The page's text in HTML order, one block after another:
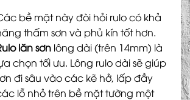
bề mặt này đòi hỏi rulo có khả
thấm sơn và phủ kín tốt hơn.
lăn sơnlông dài (trên 14mm) là
chọn tối ưu. Lông rulo dài sẽ giúp
đi sâu vào các kẽ hở, lấp đầy
lỗ nhỏ trên bề mặt tường một